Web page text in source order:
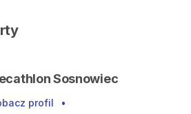
Sosnowiec
profil •